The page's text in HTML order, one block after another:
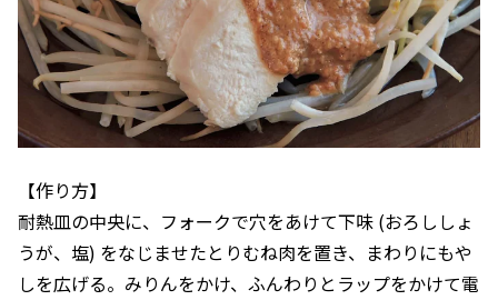
【作り方】
耐熱皿の中央に、フォークで穴をあけて下味 (おろししょ
うが、塩) をなじませたとりむね肉を置き、まわりにもや
しを広げる。みりんをかけ、ふんわりとラップをかけて電